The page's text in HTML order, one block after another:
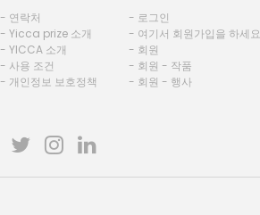
- 연락처
- Yicca prize 소개
- YICCA 소개
- 사용 조건
- 개인정보 보호정책
- 로그인
- 여기서 회원가입을 하세요
- 회원
- 회원 - 작품
- 회원 - 행사